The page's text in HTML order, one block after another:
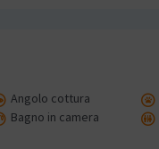
Angolo cottura
Bagno in camera